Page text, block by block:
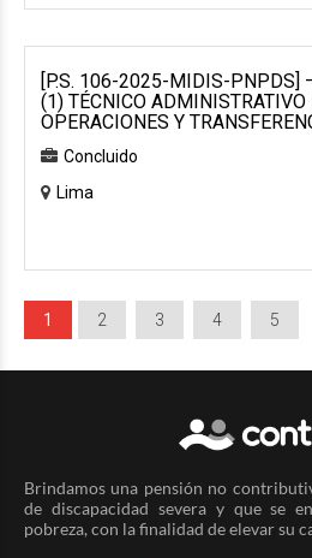
[P.S. 106-2025-MIDIS-PNPDS]
(1) TÉCNICO
OPERACIONES Y
Concluido
Lima
1 2 3 4 5
Brindamos una pensión no
de discapacidad severa y que se
pobreza, con la finalidad de elevar su